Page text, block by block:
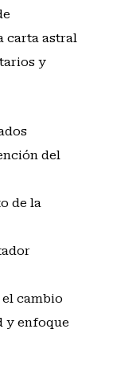
carta astral
y
del
de la
cambio
y enfoque